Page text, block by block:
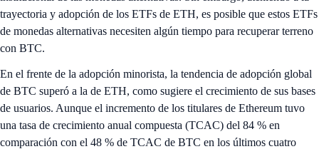
trayectoria y adopción de los ETFs de ETH, es posible que estos ETFs
de monedas alternativas necesiten algún tiempo para recuperar terreno
con BTC.
En el frente de la adopción minorista, la tendencia de adopción global
de BTC superó a la de ETH, como sugiere el crecimiento de sus bases
de usuarios. Aunque el incremento de los titulares de Ethereum tuvo
una tasa de crecimiento anual compuesta (TCAC) del 84 % en
comparación con el 48 % de TCAC de BTC en los últimos cuatro